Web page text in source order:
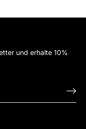
und erhalte 10%